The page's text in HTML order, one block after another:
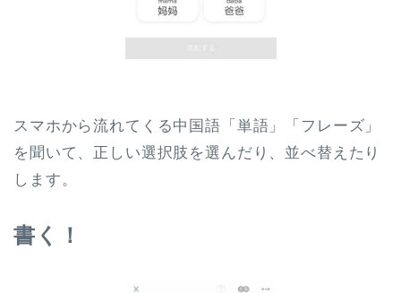
スマホから流れてくる中国語「単語」「フレーズ」
を聞いて、正しい選択肢を選んだり、並べ替えたり
します。
書く！